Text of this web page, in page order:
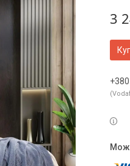
3